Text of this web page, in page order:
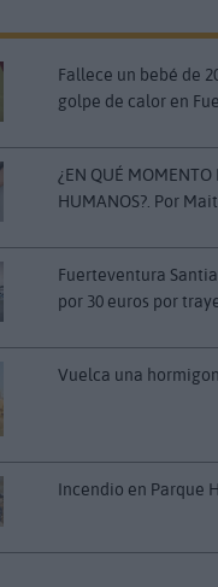
Fallece un bebé de
golpe de calor en
¿EN QUÉ MOMENTO
HUMANOS?. Por
Fuerteventura
por 30 euros por
Vuelca una
Incendio en Parque